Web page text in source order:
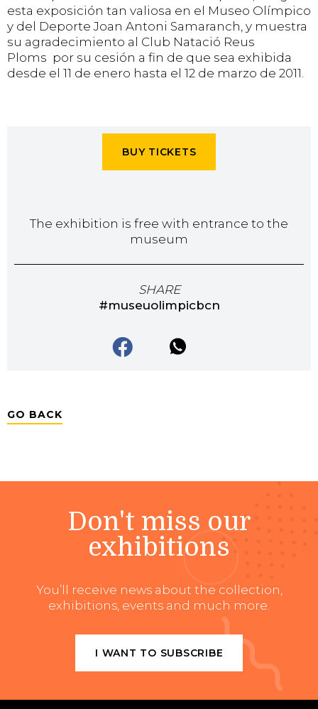
esta exposición tan valiosa en el Museo Olímpico
y del Deporte Joan Antoni Samaranch, y muestra
su agradecimiento al Club Natació Reus
Ploms por su cesión a fin de que sea exhibida
desde el 11 de enero hasta el 12 de marzo de 2011.
BUY TICKETS
The exhibition is free with entrance to the
museum
SHARE
#museuolimpicbcn
GO BACK
Don't miss our
exhibitions
You’ll receive news about the collection,
exhibitions, events and much more.
I WANT TO SUBSCRIBE